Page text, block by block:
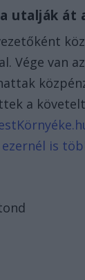
utalják át
Vége van
a
ezernél is